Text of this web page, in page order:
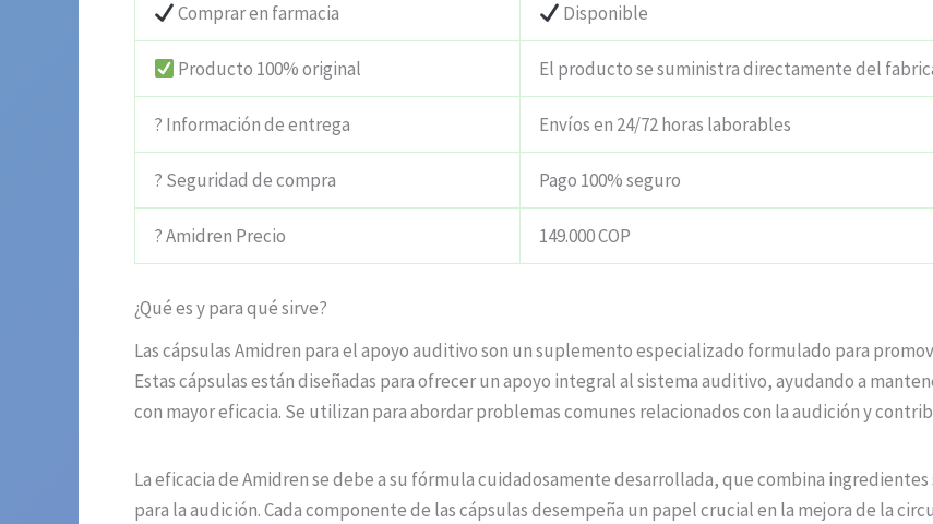
Comprar en farmacia Disponible
Producto 100% original El producto se suministra directamente del
? Información de entrega Envíos en 24/72 horas laborables
? Seguridad de compra Pago 100% seguro
? Amidren Precio 149.000 COP
¿Qué es y para qué sirve?
Las cápsulas Amidren para el apoyo auditivo son un suplemento especializado formulado para
Estas cápsulas están diseñadas para ofrecer un apoyo integral al sistema auditivo, ayudando a
con mayor eficacia. Se utilizan para abordar problemas comunes relacionados con la audición y
La eficacia de Amidren se debe a su fórmula cuidadosamente desarrollada, que combina
para la audición. Cada componente de las cápsulas desempeña un papel crucial en la mejora de la